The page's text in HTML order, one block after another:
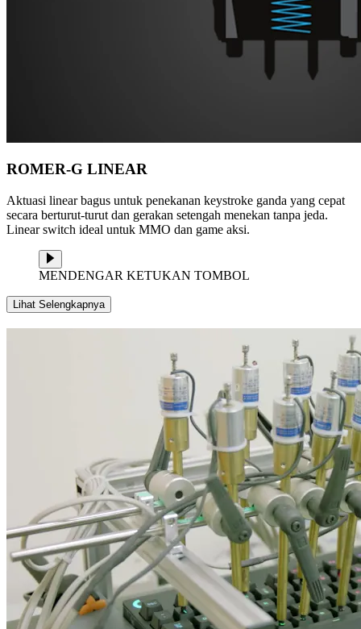
ROMER-G LINEAR
Aktuasi linear bagus untuk penekanan keystroke ganda yang cepat
secara berturut-turut dan gerakan setengah menekan tanpa jeda.
Linear switch ideal untuk MMO dan game aksi.
MENDENGAR KETUKAN TOMBOL
Lihat Selengkapnya